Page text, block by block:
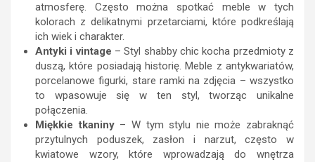
atmosferę. Często można spotkać meble w tych
kolorach z delikatnymi przetarciami, które podkreślają
ich wiek i charakter.
Antyki i vintage – Styl shabby chic kocha przedmioty z
duszą, które posiadają historię. Meble z antykwariatów,
porcelanowe figurki, stare ramki na zdjęcia – wszystko
to wpasowuje się w ten styl, tworząc unikalne
połączenia.
Miękkie tkaniny– W tym stylu nie może zabraknąć
przytulnych poduszek, zasłon i narzut, często w
kwiatowe wzory, które wprowadzają do wnętrza